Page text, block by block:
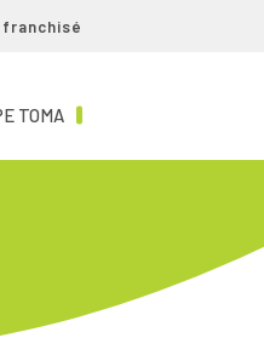
TOMA (CURRENT)